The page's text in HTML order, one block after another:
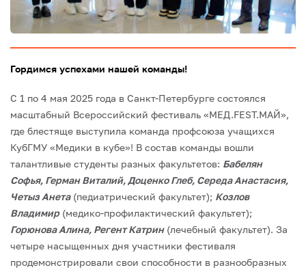
Гордимся успехами нашей команды!
С 1 по 4 мая 2025 года в Санкт-Петербурге состоялся
масштабный Всероссийский фестиваль «МЕД.FEST.МАЙ»,
где блестяще выступила команда профсоюза учащихся
КубГМУ «Медики в кубе»! В состав команды вошли
талантливые студенты разных факультетов: Бабелян
Софья, Герман Виталий, Доценко Глеб, Середа Анастасия,
Четыз Анета(педиатрический факультет); Козлов
Владимир(медико-профилактический факультет);
Горюнова Алина, Регент Катрин(лечебный факультет). За
четыре насыщенных дня участники фестиваля
продемонстрировали свои способности в разнообразных